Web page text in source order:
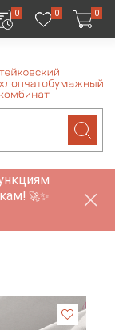
0 0 0
🚀✨